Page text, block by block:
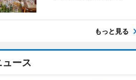
もっと見る
ース